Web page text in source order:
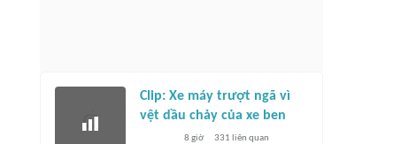
Clip: Xe máy trượt ngã vì
vệt dầu chảy của xe ben
8 giờ 331 liên quan